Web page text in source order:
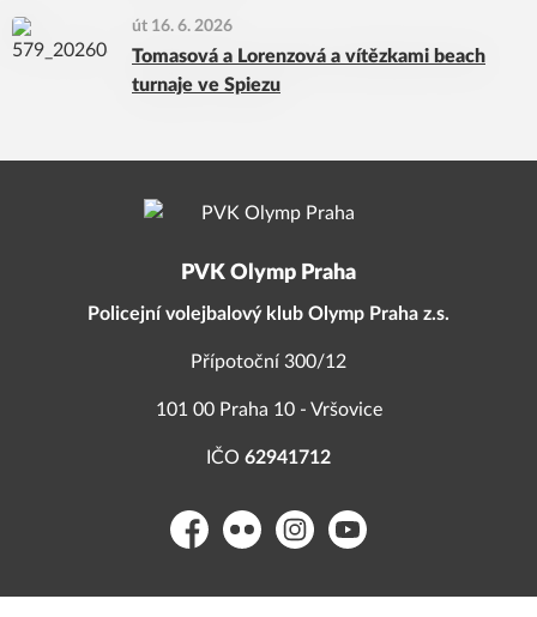
út 16. 6. 2026
Tomasová a Lorenzová a vítězkami beach
turnaje ve Spiezu
PVK Olymp Praha
Policejní volejbalový klub Olymp Praha z.s.
Přípotoční 300/12
101 00 Praha 10 - Vršovice
IČO 62941712
FacebookFlickr InstagramYouTube